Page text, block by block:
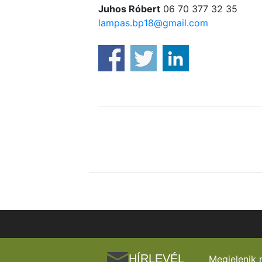
Juhos Róbert 06 70 377 32 35
lampas.bp18@gmail.com
HÍRLEVÉL Megjelenik